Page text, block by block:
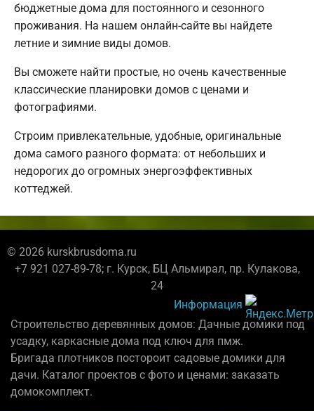
бюджетные дома для постоянного и сезонного
проживания. На нашем онлайн-сайте вы найдете
летние и зимние виды домов.
Вы сможете найти простые, но очень качественные
классические планировки домов с ценами и
фотографиями.
Строим привлекательные, удобные, оригинальные
дома самого разного формата: от небольших и
недорогих до огромных энергоэффективных
коттеджей.
© 2026 kurskbrusdoma.ru
+7 921 027-89-78; г. Курск, БЦ Альмирал, пр. Кулакова,
24
Информация
Строительство деревянных домов: Дачные домики под
усадку, каркасные дома под ключ для пмж.
Бригада плотников постороит садовые домики для
дачи. Каталог проектов с фото и ценами: заказать
домокомплект.